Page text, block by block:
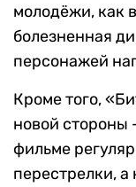
молодёжи, как
болезненная
персонажей
Кроме того,
новой стороны
фильме
перестрелки,